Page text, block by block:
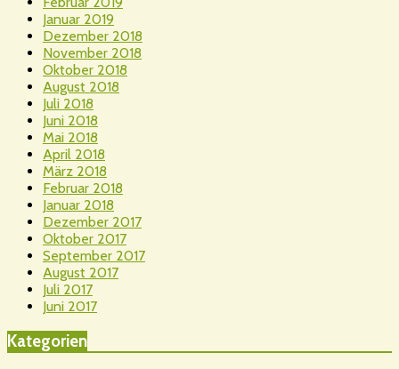
Januar 2019
Dezember 2018
November 2018
Oktober 2018
August 2018
Juli 2018
Juni 2018
Mai 2018
April 2018
März 2018
Februar 2018
Januar 2018
Dezember 2017
Oktober 2017
September 2017
August 2017
Juli 2017
Juni 2017
Kategorien